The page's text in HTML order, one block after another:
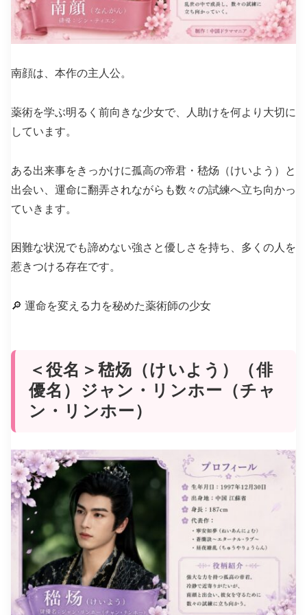
南顔は、本作の主人公。
薬術を学ぶ明るく前向きな少女で、人助けを何より大切に
しています。
ある出来事をきっかけに孤高の帝君・嵇炀（けいよう）と
出会い、運命に翻弄されながらも数々の試練へ立ち向かっ
ていきます。
困難な状況でも諦めない強さと優しさを持ち、多くの人を
惹きつける存在です。
🔎 運命を変える力を秘めた薬術師の少女
＜役名＞嵇炀（けいよう）（俳
優名）ジャン・リンホー（チャ
ン・リンホー）